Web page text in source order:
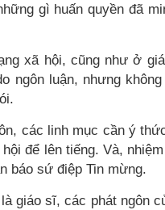
gì huấn quyền đã
xã hội, cũng như ở
ngôn luận, nhưng
các linh mục cần ý
để lên tiếng. Và,
báo sứ điệp Tin mừng.
giáo sĩ, các phát ngôn